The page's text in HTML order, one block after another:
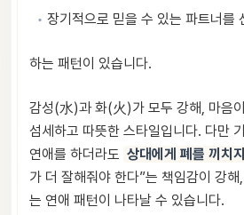
장기적으로 믿을 수 있는 파트너를
하는 패턴이 있습니다.
감성(水)과 화(火)가 모두 강해, 마음
섬세하고 따뜻한 스타일입니다. 다만
연애를 하더라도 상대에게 폐를 끼치
가 더 잘해줘야 한다”는 책임감이 강
는 연애 패턴이 나타날 수 있습니다.